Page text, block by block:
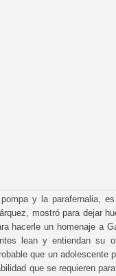
y la parafernalia,
mostró para dejar
hacerle un homenaje a
lean y entiendan su
que un adolescente
que se requieren